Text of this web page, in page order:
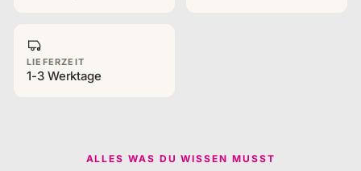
LIEFERZEIT
1-3 Werktage
ALLES WAS DU WISSEN MUSST